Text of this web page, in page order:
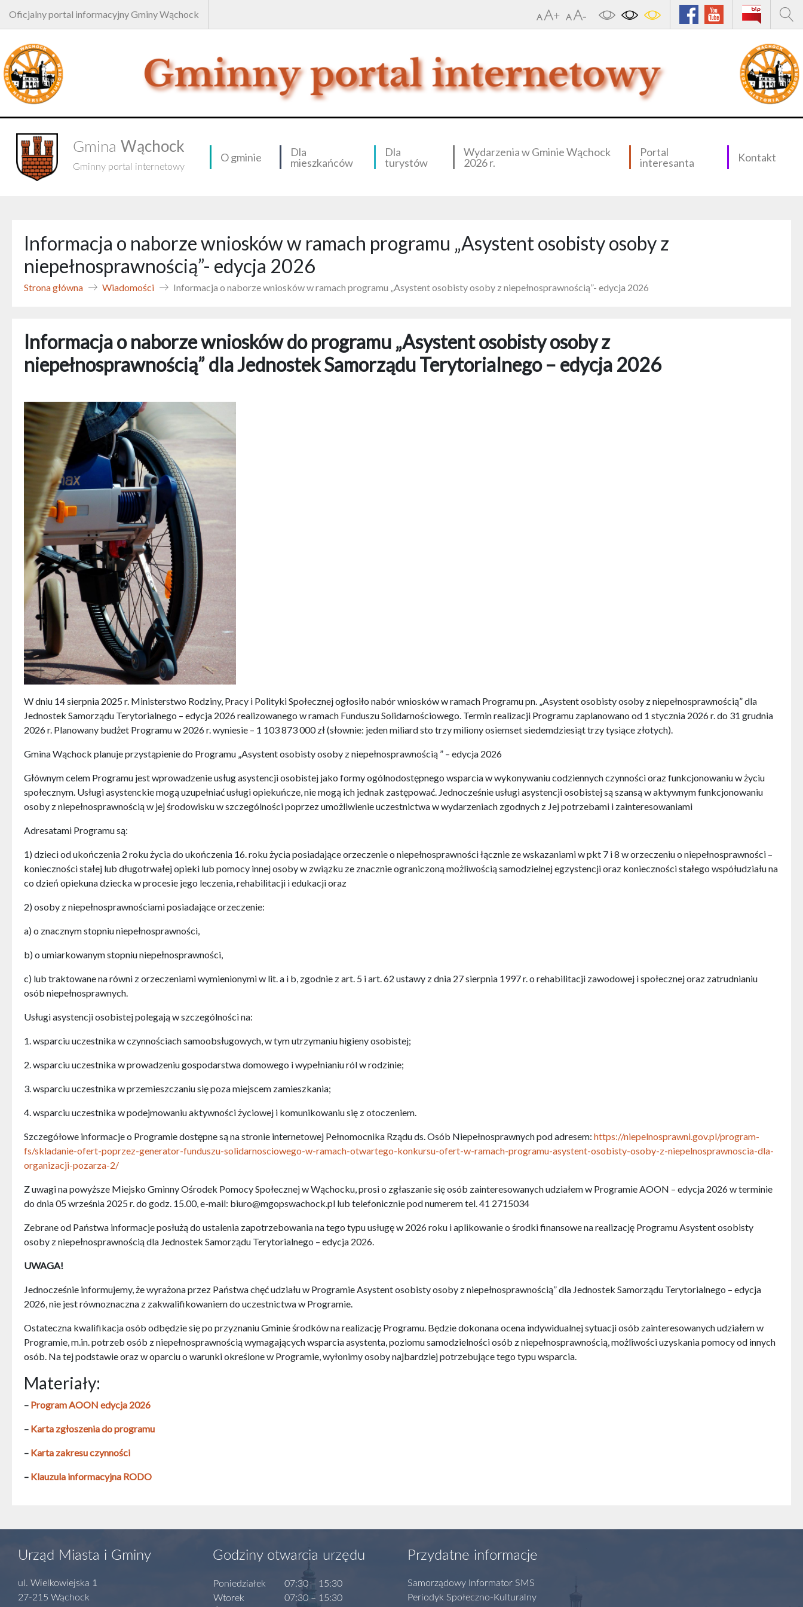
Oficjalny portal informacyjny Gminy Wąchock
Gmina Wąchock
Gminny portal internetowy
O gminie
Dla
mieszkańców
Dla
turystów
Wydarzenia w Gminie Wąchock
2026 r.
Portal
interesanta
Kontakt
Informacja o naborze wniosków w ramach programu „Asystent osobisty osoby z
niepełnosprawnością”- edycja 2026
Strona główna Wiadomości Informacja o naborze wniosków w ramach programu „Asystent osobisty osoby z niepełnosprawnością”- edycja 2026
Informacja o naborze wniosków do programu „Asystent osobisty osoby z
niepełnosprawnością” dla Jednostek Samorządu Terytorialnego – edycja 2026
W dniu 14 sierpnia 2025 r. Ministerstwo Rodziny, Pracy i Polityki Społecznej ogłosiło nabór wniosków w ramach Programu pn. „Asystent osobisty osoby z niepełnosprawnością” dla
Jednostek Samorządu Terytorialnego – edycja 2026 realizowanego w ramach Funduszu Solidarnościowego. Termin realizacji Programu zaplanowano od 1 stycznia 2026 r. do 31 grudnia
2026 r. Planowany budżet Programu w 2026 r. wyniesie – 1 103 873 000 zł (słownie: jeden miliard sto trzy miliony osiemset siedemdziesiąt trzy tysiące złotych).
Gmina Wąchock planuje przystąpienie do Programu „Asystent osobisty osoby z niepełnosprawnością ” – edycja 2026
Głównym celem Programu jest wprowadzenie usług asystencji osobistej jako formy ogólnodostępnego wsparcia w wykonywaniu codziennych czynności oraz funkcjonowaniu w życiu
społecznym. Usługi asystenckie mogą uzupełniać usługi opiekuńcze, nie mogą ich jednak zastępować. Jednocześnie usługi asystencji osobistej są szansą w aktywnym funkcjonowaniu
osoby z niepełnosprawnością w jej środowisku w szczególności poprzez umożliwienie uczestnictwa w wydarzeniach zgodnych z Jej potrzebami i zainteresowaniami
Adresatami Programu są:
1) dzieci od ukończenia 2 roku życia do ukończenia 16. roku życia posiadające orzeczenie o niepełnosprawności łącznie ze wskazaniami w pkt 7 i 8 w orzeczeniu o niepełnosprawności –
konieczności stałej lub długotrwałej opieki lub pomocy innej osoby w związku ze znacznie ograniczoną możliwością samodzielnej egzystencji oraz konieczności stałego współudziału na
co dzień opiekuna dziecka w procesie jego leczenia, rehabilitacji i edukacji oraz
2) osoby z niepełnosprawnościami posiadające orzeczenie:
a) o znacznym stopniu niepełnosprawności,
b) o umiarkowanym stopniu niepełnosprawności,
c) lub traktowane na równi z orzeczeniami wymienionymi w lit. a i b, zgodnie z art. 5 i art. 62 ustawy z dnia 27 sierpnia 1997 r. o rehabilitacji zawodowej i społecznej oraz zatrudnianiu
osób niepełnosprawnych.
Usługi asystencji osobistej polegają w szczególności na:
1. wsparciu uczestnika w czynnościach samoobsługowych, w tym utrzymaniu higieny osobistej;
2. wsparciu uczestnika w prowadzeniu gospodarstwa domowego i wypełnianiu ról w rodzinie;
3. wsparciu uczestnika w przemieszczaniu się poza miejscem zamieszkania;
4. wsparciu uczestnika w podejmowaniu aktywności życiowej i komunikowaniu się z otoczeniem.
Szczegółowe informacje o Programie dostępne są na stronie internetowej Pełnomocnika Rządu ds. Osób Niepełnosprawnych pod adresem: https://niepelnosprawni.gov.pl/program-
fs/skladanie-ofert-poprzez-generator-funduszu-solidarnosciowego-w-ramach-otwartego-konkursu-ofert-w-ramach-programu-asystent-osobisty-osoby-z-niepelnosprawnoscia-dla-
organizacji-pozarza-2/
Z uwagi na powyższe Miejsko Gminny Ośrodek Pomocy Społecznej w Wąchocku, prosi o zgłaszanie się osób zainteresowanych udziałem w Programie AOON – edycja 2026 w terminie
do dnia 05 września 2025 r. do godz. 15.00, e-mail: biuro@mgopswachock.pl lub telefonicznie pod numerem tel. 41 2715034
Zebrane od Państwa informacje posłużą do ustalenia zapotrzebowania na tego typu usługę w 2026 roku i aplikowanie o środki finansowe na realizację Programu Asystent osobisty
osoby z niepełnosprawnością dla Jednostek Samorządu Terytorialnego – edycja 2026.
UWAGA!
Jednocześnie informujemy, że wyrażona przez Państwa chęć udziału w Programie Asystent osobisty osoby z niepełnosprawnością” dla Jednostek Samorządu Terytorialnego – edycja
2026, nie jest równoznaczna z zakwalifikowaniem do uczestnictwa w Programie.
Ostateczna kwalifikacja osób odbędzie się po przyznaniu Gminie środków na realizację Programu. Będzie dokonana ocena indywidualnej sytuacji osób zainteresowanych udziałem w
Programie, m.in. potrzeb osób z niepełnosprawnością wymagających wsparcia asystenta, poziomu samodzielności osób z niepełnosprawnością, możliwości uzyskania pomocy od innych
osób. Na tej podstawie oraz w oparciu o warunki określone w Programie, wyłonimy osoby najbardziej potrzebujące tego typu wsparcia.
Materiały:
– Program AOON edycja 2026
– Karta zgłoszenia do programu
– Karta zakresu czynności
– Klauzula informacyjna RODO
Urząd Miasta i Gminy
ul. Wielkowiejska 1
27-215 Wąchock
Godziny otwarcia urzędu
Poniedziałek
Wtorek
07:30 – 15:30
07:30 – 15:30
Przydatne informacje
Samorządowy Informator SMS
Periodyk Społeczno-Kulturalny